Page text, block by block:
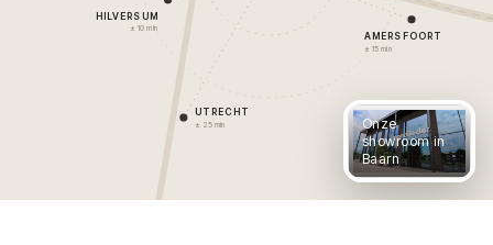
AMERSFOORT
± 15 min
HILVERSUM
± 10 min
UTRECHT
± 25 min
Onze
showroom in
Baarn